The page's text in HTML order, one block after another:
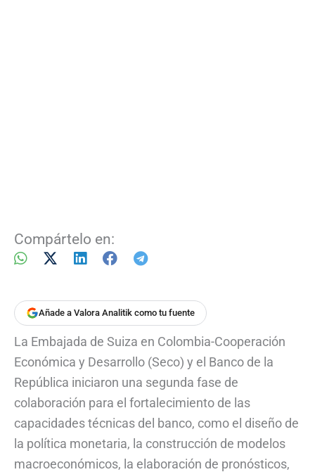
Compártelo en:
Añade a Valora Analitik como tu fuente
La Embajada de Suiza en Colombia-Cooperación
Económica y Desarrollo (Seco) y el Banco de la
República iniciaron una segunda fase de
colaboración para el fortalecimiento de las
capacidades técnicas del banco, como el diseño de
la política monetaria, la construcción de modelos
macroeconómicos, la elaboración de pronósticos,